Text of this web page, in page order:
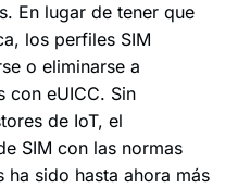
En lugar de tener que
los perfiles SIM
o eliminarse a
con eUICC. Sin
de IoT, el
SIM con las normas
ha sido hasta ahora más